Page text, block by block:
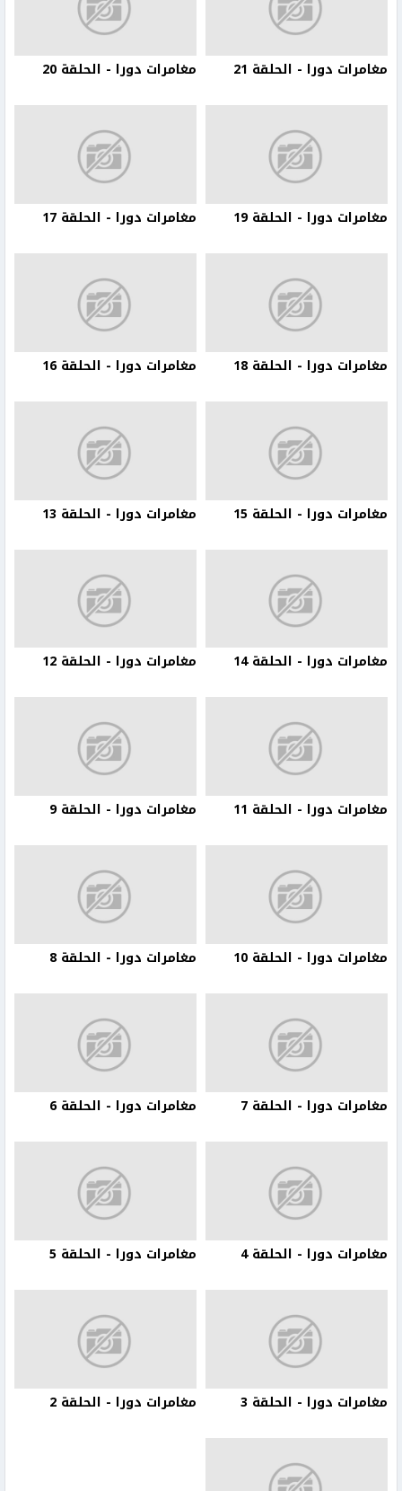
مغامرات دورا - الحلقة 21 مغامرات دورا - الحلقة 20
مغامرات دورا - الحلقة 19 مغامرات دورا - الحلقة 17
مغامرات دورا - الحلقة 18 مغامرات دورا - الحلقة 16
مغامرات دورا - الحلقة 15 مغامرات دورا - الحلقة 13
مغامرات دورا - الحلقة 14 مغامرات دورا - الحلقة 12
مغامرات دورا - الحلقة 11 مغامرات دورا - الحلقة 9
مغامرات دورا - الحلقة 10 مغامرات دورا - الحلقة 8
مغامرات دورا - الحلقة 7 مغامرات دورا - الحلقة 6
مغامرات دورا - الحلقة 4 مغامرات دورا - الحلقة 5
مغامرات دورا - الحلقة 3 مغامرات دورا - الحلقة 2